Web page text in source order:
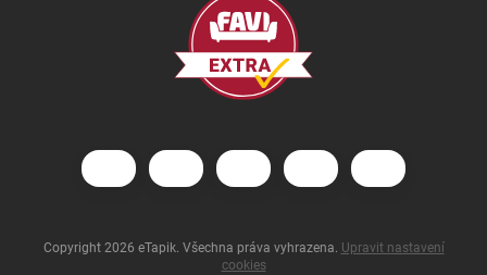
Copyright 2026 eTapik. Všechna práva vyhrazena. Upravit nastavení
cookies